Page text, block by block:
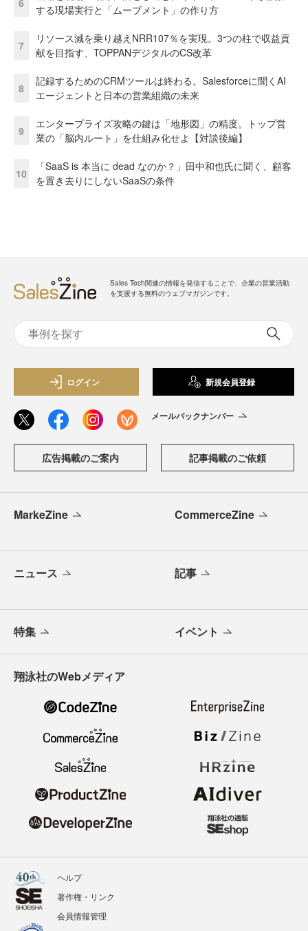
する現場実行と「ムーブメント」の作り方
7
リソース減を乗り越えNRR107％を実現。3つの柱で収益貢
献を目指す、TOPPANデジタルのCS改革
8
記録するためのCRMツールは終わる。Salesforceに聞くAI
エージェントと日本の営業組織の未来
9
エンタープライズ攻略の鍵は「地形図」の精度。トップ営
業の「脳内ルート」を仕組み化せよ【対談後編】
10
「SaaS is 本当に dead なのか？」田中和也氏に聞く、顧客
を置き去りにしないSaaSの条件
Sales Tech関連の情報を発信することで、企業の営業活動
を支援する無料のウェブマガジンです。
ログイン 新規会員登録
メールバックナンバー
広告掲載のご案内 記事掲載のご依頼
MarkeZine CommerceZine
ニュース 記事
特集 イベント
翔泳社のWebメディア
ヘルプ
著作権・リンク
会員情報管理